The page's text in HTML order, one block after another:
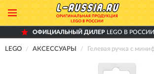
ДИЛЕРLEGO В РОССИИ
LEGO АКСЕССУАРЫ Гелевая ручка с